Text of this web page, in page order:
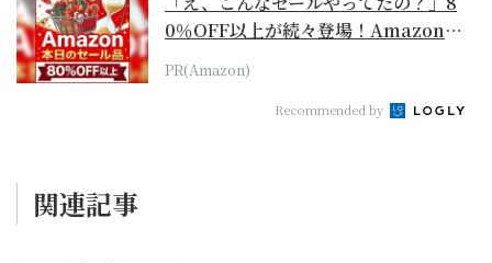
0％OFF以上が続々登場！Amazonの
本気が...
PR(Amazon)
Recommended by
関連記事